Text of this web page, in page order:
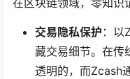
在区块链领域，零知识
交易隐私保护 ：以
藏交易细节。在传
透明的，而Zcash